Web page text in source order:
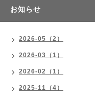
お知らせ
2026-05（2）
2026-03（1）
2026-02（1）
2025-11（4）